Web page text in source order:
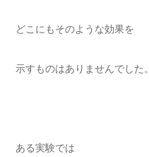
どこにもそのような効果を
示すものはありませんでした。
ある実験では